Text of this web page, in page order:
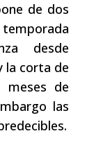
de dos
desde
la corta de
meses de
las